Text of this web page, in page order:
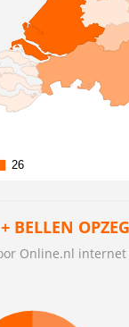
26
26
Online.nl